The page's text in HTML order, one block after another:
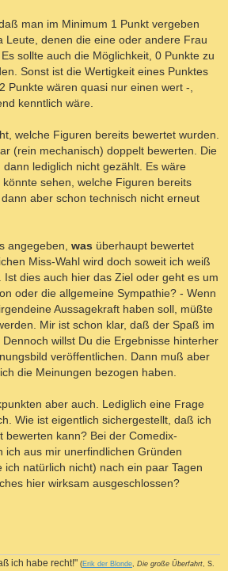
man im Minimum 1 Punkt vergeben
Leute, denen die eine oder andere Frau
sollte auch die Möglichkeit, 0 Punkte zu
Sonst ist die Wertigkeit eines Punktes
Punkte wären quasi nur einen wert -,
kenntlich wäre.
welche Figuren bereits bewertet wurden.
(rein mechanisch) doppelt bewerten. Die
lediglich nicht gezählt. Es wäre
sehen, welche Figuren bereits
aber schon technisch nicht erneut
angegeben, was überhaupt bewertet
Miss-Wahl wird doch soweit ich weiß
Ist dies auch hier das Ziel oder geht es um
oder die allgemeine Sympathie? - Wenn
Aussagekraft haben soll, müßte
Mir ist schon klar, daß der Spaß im
willst Du die Ergebnisse hinterher
veröffentlichen. Dann muß aber
die Meinungen bezogen haben.
aber auch. Lediglich eine Frage
Wie ist eigentlich sichergestellt, daß ich
bewerten kann? Bei der Comedix-
ich aus mir unerfindlichen Gründen
ich natürlich nicht) nach ein paar Tagen
hier wirksam ausgeschlossen?
ich habe recht!" (Erik der Blonde Die große Überfahrt , S.